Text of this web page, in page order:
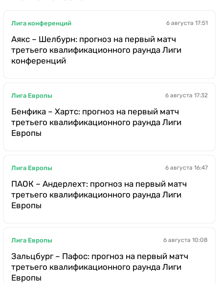
Лига конференций 6 августа 17:51
Аякс – Шелбурн: прогноз на первый матч
третьего квалификационного раунда Лиги
конференций
Лига Европы 6 августа 17:32
Бенфика – Хартс: прогноз на первый матч
третьего квалификационного раунда Лиги
Европы
Лига Европы 6 августа 16:47
ПАОК – Андерлехт: прогноз на первый матч
третьего квалификационного раунда Лиги
Европы
Лига Европы 6 августа 10:08
Зальцбург – Пафос: прогноз на первый матч
третьего квалификационного раунда Лиги
Европы